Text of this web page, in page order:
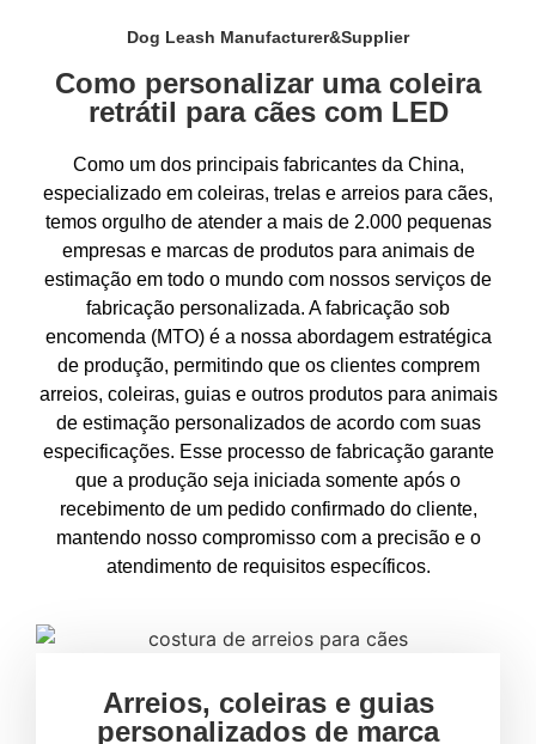
Dog Leash Manufacturer&Supplier
Como personalizar uma coleira
retrátil para cães com LED
Como um dos principais fabricantes da China,
especializado em coleiras, trelas e arreios para cães,
temos orgulho de atender a mais de 2.000 pequenas
empresas e marcas de produtos para animais de
estimação em todo o mundo com nossos serviços de
fabricação personalizada. A fabricação sob
encomenda (MTO) é a nossa abordagem estratégica
de produção, permitindo que os clientes comprem
arreios, coleiras, guias e outros produtos para animais
de estimação personalizados de acordo com suas
especificações. Esse processo de fabricação garante
que a produção seja iniciada somente após o
recebimento de um pedido confirmado do cliente,
mantendo nosso compromisso com a precisão e o
atendimento de requisitos específicos.
Arreios, coleiras e guias
personalizados de marca